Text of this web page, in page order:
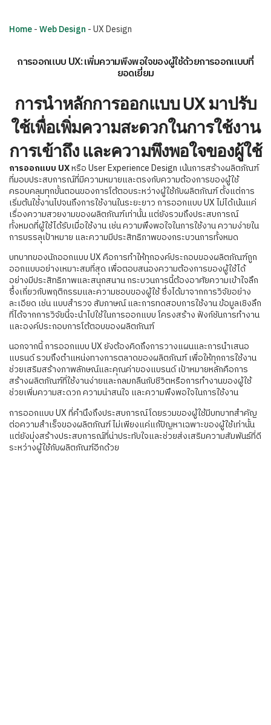
Home-Web Design -UX Design
การออกแบบ UX: เพิ่มความพึงพอใจของผู้ใช้ด้วยการออกแบบที่
ยอดเยี่ยม
การนำหลักการออกแบบ UX มาปรับ
ใช้เพื่อเพิ่มความสะดวกในการใช้งาน
การเข้าถึง และความพึงพอใจของผู้ใช้
การออกแบบ UXหรือ User Experience Design เน้นการสร้างผลิตภัณฑ์
ที่มอบประสบการณ์ที่มีความหมายและตรงกับความต้องการของผู้ใช้
ครอบคลุมทุกขั้นตอนของการโต้ตอบระหว่างผู้ใช้กับผลิตภัณฑ์ ตั้งแต่การ
เริ่มต้นใช้งานไปจนถึงการใช้งานในระยะยาว การออกแบบ UX ไม่ได้เน้นแค่
เรื่องความสวยงามของผลิตภัณฑ์เท่านั้น แต่ยังรวมถึงประสบการณ์
ทั้งหมดที่ผู้ใช้ได้รับเมื่อใช้งาน เช่น ความพึงพอใจในการใช้งาน ความง่ายใน
การบรรลุเป้าหมาย และความมีประสิทธิภาพของกระบวนการทั้งหมด
บทบาทของนักออกแบบ UX คือการทำให้ทุกองค์ประกอบของผลิตภัณฑ์ถูก
ออกแบบอย่างเหมาะสมที่สุด เพื่อตอบสนองความต้องการของผู้ใช้ได้
อย่างมีประสิทธิภาพและสนุกสนาน กระบวนการนี้ต้องอาศัยความเข้าใจลึก
ซึ้งเกี่ยวกับพฤติกรรมและความชอบของผู้ใช้ ซึ่งได้มาจากการวิจัยอย่าง
ละเอียด เช่น แบบสำรวจ สัมภาษณ์ และการทดสอบการใช้งาน ข้อมูลเชิงลึก
ที่ได้จากการวิจัยนี้จะนำไปใช้ในการออกแบบ โครงสร้าง ฟังก์ชันการทำงาน
และองค์ประกอบการโต้ตอบของผลิตภัณฑ์
นอกจากนี้ การออกแบบ UX ยังต้องคิดถึงการวางแผนและการนำเสนอ
แบรนด์ รวมถึงตำแหน่งทางการตลาดของผลิตภัณฑ์ เพื่อให้ทุกการใช้งาน
ช่วยเสริมสร้างภาพลักษณ์และคุณค่าของแบรนด์ เป้าหมายหลักคือการ
สร้างผลิตภัณฑ์ที่ใช้งานง่ายและกลมกลืนกับชีวิตหรือการทำงานของผู้ใช้
ช่วยเพิ่มความสะดวก ความน่าสนใจ และความพึงพอใจในการใช้งาน
การออกแบบ UX ที่คำนึงถึงประสบการณ์โดยรวมของผู้ใช้มีบทบาทสำคัญ
ต่อความสำเร็จของผลิตภัณฑ์ ไม่เพียงแค่แก้ปัญหาเฉพาะของผู้ใช้เท่านั้น
แต่ยังมุ่งสร้างประสบการณ์ที่น่าประทับใจและช่วยส่งเสริมความสัมพันธ์ที่ดี
ระหว่างผู้ใช้กับผลิตภัณฑ์อีกด้วย